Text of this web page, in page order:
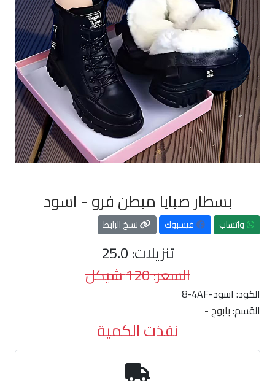
بسطار صبايا مبطن فرو - اسود
واتساب فيسبوك نسخ الرابط
تنزيلات: 25.0
السعر: 120 شيكل
الكود: 8-4AF-اسود
القسم:بابوج -
نفذت الكمية